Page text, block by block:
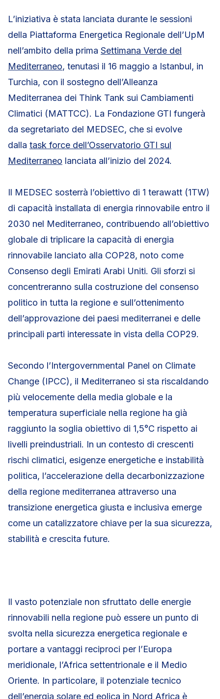
L’iniziativa è stata lanciata durante le sessioni
della Piattaforma Energetica Regionale dell’UpM
nell’ambito della prima Settimana Verde del
Mediterraneo, tenutasi il 16 maggio a Istanbul, in
Turchia, con il sostegno dell’Alleanza
Mediterranea dei Think Tank sui Cambiamenti
Climatici (MATTCC). La Fondazione GTI fungerà
da segretariato del MEDSEC, che si evolve
dalla task force dell’Osservatorio GTI sul
Mediterraneo lanciata all’inizio del 2024.
Il MEDSEC sosterrà l’obiettivo di 1 terawatt (1TW)
di capacità installata di energia rinnovabile entro il
2030 nel Mediterraneo, contribuendo all’obiettivo
globale di triplicare la capacità di energia
rinnovabile lanciato alla COP28, noto come
Consenso degli Emirati Arabi Uniti. Gli sforzi si
concentreranno sulla costruzione del consenso
politico in tutta la regione e sull’ottenimento
dell’approvazione dei paesi mediterranei e delle
principali parti interessate in vista della COP29.
Secondo l’Intergovernmental Panel on Climate
Change (IPCC), il Mediterraneo si sta riscaldando
più velocemente della media globale e la
temperatura superficiale nella regione ha già
raggiunto la soglia obiettivo di 1,5°C rispetto ai
livelli preindustriali. In un contesto di crescenti
rischi climatici, esigenze energetiche e instabilità
politica, l’accelerazione della decarbonizzazione
della regione mediterranea attraverso una
transizione energetica giusta e inclusiva emerge
come un catalizzatore chiave per la sua sicurezza,
stabilità e crescita future.
Il vasto potenziale non sfruttato delle energie
rinnovabili nella regione può essere un punto di
svolta nella sicurezza energetica regionale e
portare a vantaggi reciproci per l’Europa
meridionale, l’Africa settentrionale e il Medio
Oriente. In particolare, il potenziale tecnico
dell’energia solare ed eolica in Nord Africa è